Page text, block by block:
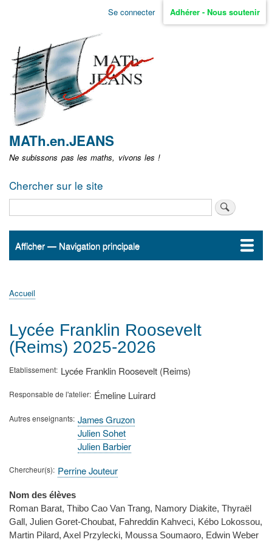
Aller
non
identifié
Se connecter Adhérer - Nous soutenir
MATh.en.JEANS
Ne subissons pas les maths, vivons les !
Chercher sur le site
Navigation
Afficher — Navigation principale
Accueil
ActualitésMATh.en.JEANS ?
Régions et Ateliers
Créer, gérer un atelier
Sujets/Publications
Congrès
d'Ariane
Accueil
Lycée Franklin Roosevelt
(Reims) 2025-2026
Etablissement Lycée Franklin Roosevelt (Reims)
Responsable de l'atelier Émeline Luirard
Autres enseignants James Gruzon
Julien Sohet
Julien Barbier
Chercheur(s) Perrine Jouteur
Nom des élèves
Roman Barat, Thibo Cao Van Trang, Namory Diakite, Thyraël
Gall, Julien Goret-Choubat, Fahreddin Kahveci, Kébo Lokossou,
Martin Pilard, Axel Przylecki, Moussa Soumaoro, Edwin Weber